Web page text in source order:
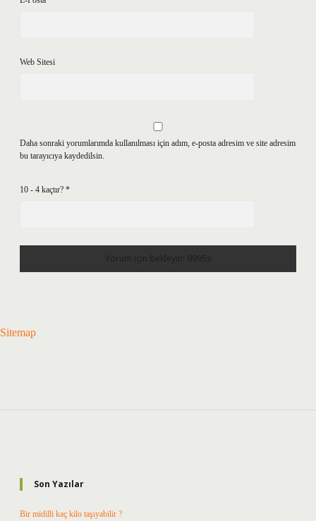
Web Sitesi
Daha sonraki yorumlarımda kullanılması için adım, e-posta adresim ve site adresim
bu tarayıcıya kaydedilsin.
10 - 4 kaçtır? *
Sitemap
Son Yazılar
Bir midilli kaç kilo taşıyabilir ?